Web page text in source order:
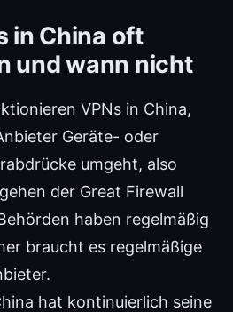
in China oft
und wann nicht
VPNs in China,
Geräte- oder
umgeht, also
der Great Firewall
haben regelmäßig
braucht es regelmäßige
hat kontinuierlich seine